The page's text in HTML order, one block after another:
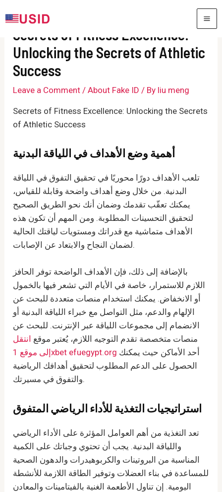
to
Secrets of Fitness Excellence:
Unlocking the Secrets of Athletic
Success
Leave a Comment /About Fake ID / By liu meng
Secrets of Fitness Excellence: Unlocking the Secrets
of Athletic Success
أهمية وضع الأهداف في اللياقة البدنية
تلعب الأهداف دورًا محوريًا في تحقيق التفوق في اللياقة
البدنية. من خلال وضع أهداف واضحة وقابلة للقياس،
يمكنك تعقّب تقدمك وضمان أنك نحو الطريق الصحيح
لتحقيق التحسينات المطلوبة. ومن المهم أن تكون هذه
الأهداف متماشية مع قدراتك ومستويات لياقتك الحالية
لضمان النجاح والابتعاد عن الإصابات.
بالإضافة إلى ذلك، فإن الأهداف الواضحة توفر الحافز
اللازم للاستمرار، خاصة في الأيام التي تشعر فيها بالخمول
أو الانخفاض. يمكنك استخدام منصات متعددة للبحث عن
الإلهام والدعم، مثل التواصل مع خبراء اللياقة البدنية أو
الانضمام إلى مجموعات اللياقة عبر الإنترنت. للبحث عن
منصات متخصصة تقدم التوجيه اللازم، يُعتبر موقع انتقل
إلى موقع 1xbet efuegypt.org
الحصول على الدعم المطلوب لتحقيق أهدافك الرياضية
والتفوق في مسيرتك.
استراتيجيات التغذية للأداء الرياضي المتفوق
تعد التغذية من أهم العوامل المؤثرة على الأداء الرياضي
واللياقة البدنية. يجب أن تحتوي وجباتك على الكمية
المناسبة من البروتينات والكربوهيدرات والدهون الصحية
للمساعدة في بناء العضلات وتوفير الطاقة اللازمة للأنشطة
اليومية. إن تناول الأطعمة الغنية بالفيتامينات والمعادن